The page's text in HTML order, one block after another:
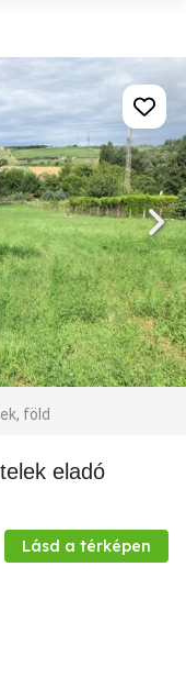
föld
eladó
Lásd a térképen